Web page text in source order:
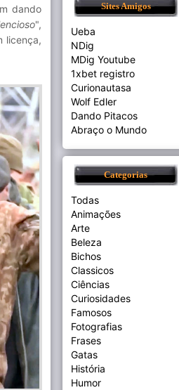
dando
",
licença,
Sites Amigos
Ueba
NDig
MDig Youtube
1xbet registro
Curionautasa
Wolf Edler
Dando Pitacos
Abraço o Mundo
Categorias
Todas
Animações
Arte
Beleza
Bichos
Classicos
Ciências
Curiosidades
Famosos
Fotografias
Frases
Gatas
História
Humor